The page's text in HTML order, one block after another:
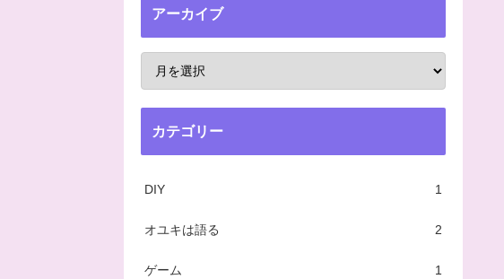
アーカイブ
カテゴリー
DIY 1
オユキは語る 2
ゲーム 1